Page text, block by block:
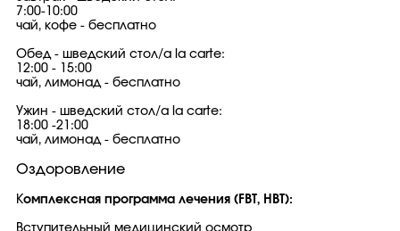
7:00-10:00
чай, кофе - бесплатно
Обед - шведский стол/a la carte:
12:00 - 15:00
чай, лимонад - бесплатно
Ужин - шведский стол/a la carte:
18:00 -21:00
чай, лимонад - бесплатно
Оздоровление
Комплексная программа лечения (FBT, HBT):
Вступительный медицинский осмотр